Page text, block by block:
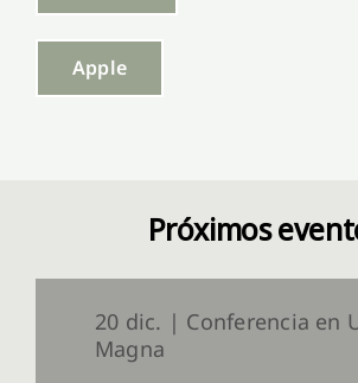
Apple
Próximos
20 dic. | Conferencia en
Magna